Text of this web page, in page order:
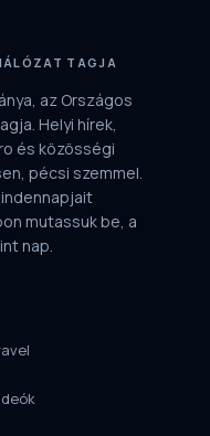
TAGJA
az Országos
Helyi hírek,
és közösségi
pécsi szemmel.
mutassuk be, a
nap.